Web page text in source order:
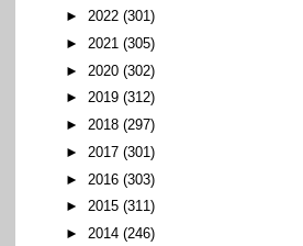
► 2022 (301)
► 2021 (305)
► 2020 (302)
► 2019 (312)
► 2018 (297)
► 2017 (301)
► 2016 (303)
► 2015 (311)
► 2014 (246)